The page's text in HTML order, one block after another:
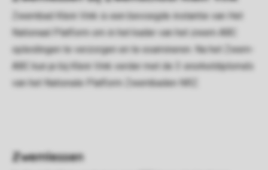
Zwembad Klein Vink is een bevoegde instantie van Het
Nationaal Platform om in het kader van het zwem ABC
opleidingen te verzorgen en te examineren. Na het Zwem-
ABC kun je bij Klein Vink verder met de 3 snorkeldiploma's
van het Nationale Platform Zwembaden NRZ.
Zwemlessen